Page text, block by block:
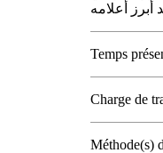
أبرز أعلامه
Temps
Charge de
Méthode(s)